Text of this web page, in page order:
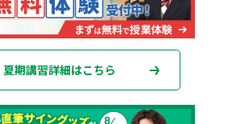
夏期講習詳細はこちら